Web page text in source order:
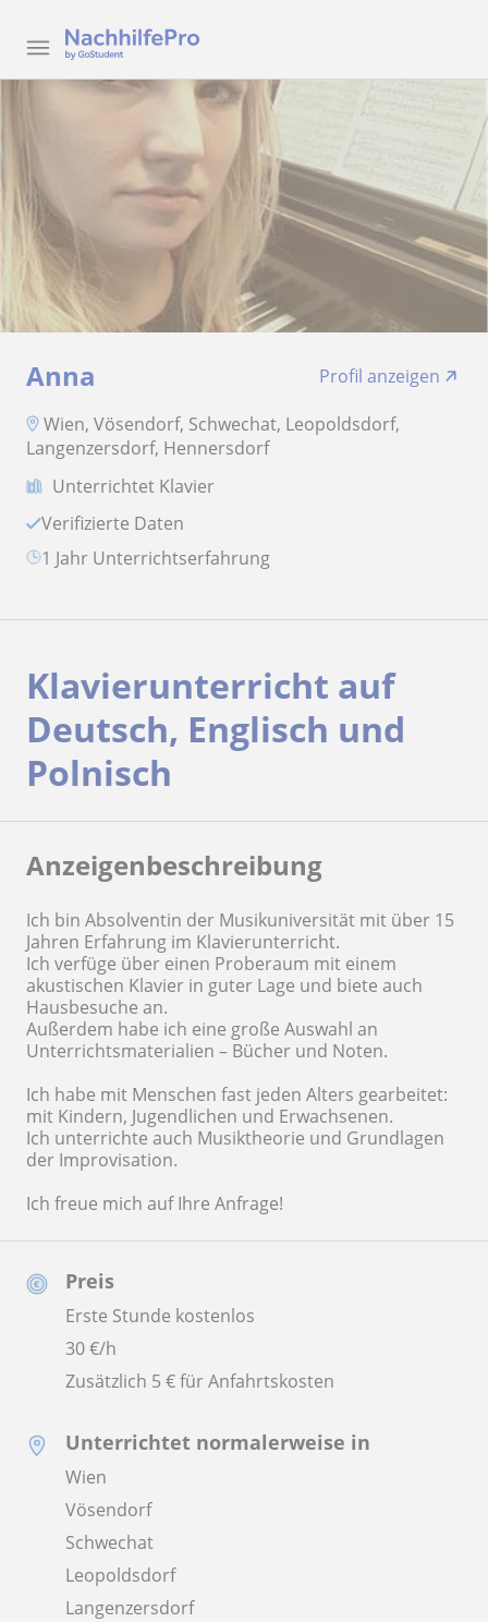
Anna
Profil anzeigen
Wien, Vösendorf, Schwechat, Leopoldsdorf,
Langenzersdorf, Hennersdorf
Unterrichtet Klavier
Verifizierte Daten
1 Jahr Unterrichtserfahrung
Preis
Erste Stunde kostenlos
30€/h
Zusätzlich 5 € für Anfahrtskosten
Unterrichtet normalerweise in
Wien
Vösendorf
Schwechat
Leopoldsdorf
Langenzersdorf
Klavierunterricht auf
Deutsch, Englisch und
Polnisch
Anzeigenbeschreibung
Ich bin Absolventin der Musikuniversität mit über 15
Jahren Erfahrung im Klavierunterricht.
Ich verfüge über einen Proberaum mit einem
akustischen Klavier in guter Lage und biete auch
Hausbesuche an.
Außerdem habe ich eine große Auswahl an
Unterrichtsmaterialien – Bücher und Noten.
Ich habe mit Menschen fast jeden Alters gearbeitet:
mit Kindern, Jugendlichen und Erwachsenen.
Ich unterrichte auch Musiktheorie und Grundlagen
der Improvisation.
Ich freue mich auf Ihre Anfrage!